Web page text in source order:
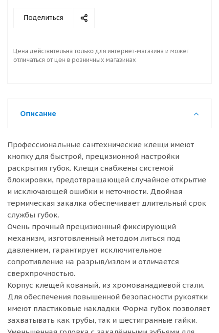
Поделиться
Цена действительна только для интернет-магазина и может
отличаться от цен в розничных магазинах
Описание
Профессиональные сантехнические клещи имеют
кнопку для быстрой, прецизионной настройки
раскрытия губок. Клещи снабжены системой
блокировки, предотвращающей случайное открытие
и исключающей ошибки и неточности. Двойная
термическая закалка обеспечивает длительный срок
службы губок.
Очень прочный прецизионный фиксирующий
механизм, изготовленный методом литься под
давлением, гарантирует исключительное
сопротивление на разрыв/излом и отличается
сверхпрочностью.
Корпус клещей кованый, из хромованадиевой стали.
Для обеспечения повышенной безопасности рукоятки
имеют пластиковые накладки. Форма губок позволяет
захватывать как трубы, так и шестигранные гайки.